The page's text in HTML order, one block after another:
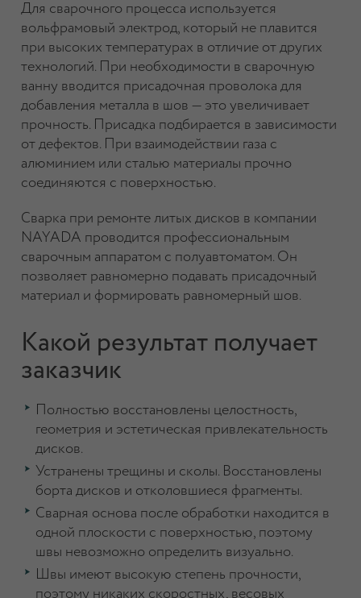
Для сварочного процесса используется
вольфрамовый электрод, который не плавится
при высоких температурах в отличие от других
технологий. При необходимости в сварочную
ванну вводится присадочная проволока для
добавления металла в шов — это увеличивает
прочность. Присадка подбирается в зависимости
от дефектов. При взаимодействии газа с
алюминием или сталью материалы прочно
соединяются с поверхностью.
Сварка при ремонте литых дисков в компании
NAYADA проводится профессиональным
сварочным аппаратом с полуавтоматом. Он
позволяет равномерно подавать присадочный
материал и формировать равномерный шов.
Какой результат получает
заказчик
Полностью восстановлены целостность,
геометрия и эстетическая привлекательность
дисков.
Устранены трещины и сколы. Восстановлены
борта дисков и отколовшиеся фрагменты.
Сварная основа после обработки находится в
одной плоскости с поверхностью, поэтому
швы невозможно определить визуально.
Швы имеют высокую степень прочности,
поэтому никаких скоростных, весовых